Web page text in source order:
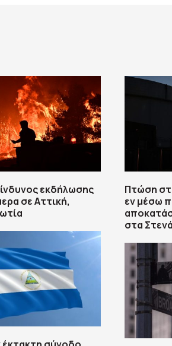
εκδήλωσης
σε Αττική,
Πτώση
εν μέσω
στα